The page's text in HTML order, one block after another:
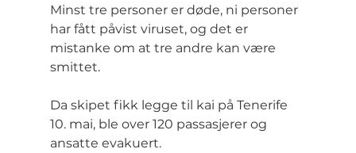
Minst tre personer er døde, ni personer
har fått påvist viruset, og det er
mistanke om at tre andre kan være
smittet.
Da skipet fikk legge til kai på Tenerife
10. mai, ble over 120 passasjerer og
ansatte evakuert.